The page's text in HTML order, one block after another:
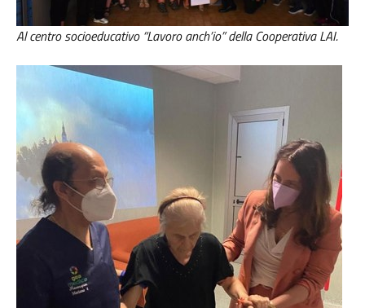
Al centro socioeducativo “Lavoro anch’io” dellaCooperativa LAI.